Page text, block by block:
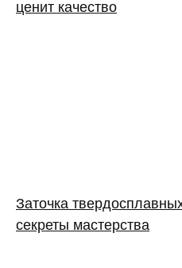
ценит качество
Заточка
секреты мастерства